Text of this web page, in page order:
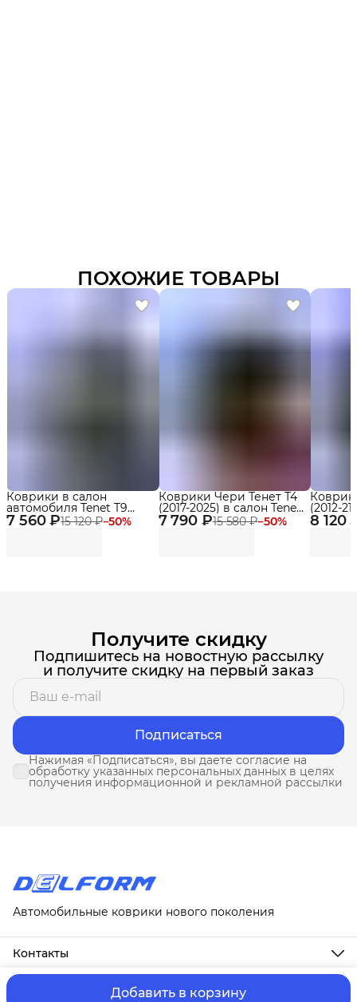
Добавить в корзину
ПОХОЖИЕ ТОВАРЫ
7 560 ₽15 120 ₽−50%
Коврики в салон
автомобиля Tenet T9
(2024-2025) Premium с
бортиками Эва, Eva
7 790 ₽15 580 ₽−50%
Коврики Чери Тенет Т4
(2017-2025) в салон Tenet
T4 (2025 - по н.в.) с
бортиками, эва, eva
8 120
(2012-
Получите скидку
Подпишитесь на новостную рассылку
и получите скидку на первый заказ
Подписаться
Нажимая «Подписаться», вы даете согласие на
обработку указанных персональных данных в целях
получения информационной и рекламной рассылки
Автомобильные коврики нового поколения
Контакты
Адрес
г. Москва, ул. Новослободская, д. 20, 1А
ⓒ ИП Третьякова Т.А.Оплата и Доставка